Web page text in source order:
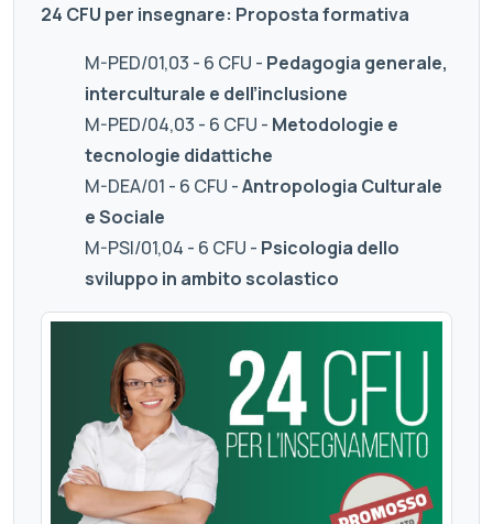
24 CFU per insegnare: Proposta formativa
M-PED/01,03 - 6 CFU - Pedagogia generale,
interculturale e dell’inclusione
M-PED/04,03 - 6 CFU - Metodologie e
tecnologie didattiche
M-DEA/01 - 6 CFU -Antropologia Culturale
e Sociale
M-PSI/01,04 - 6 CFU - Psicologia dello
sviluppo in ambito scolastico